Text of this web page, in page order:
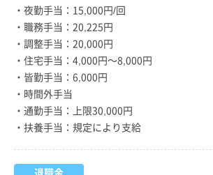
・夜勤手当：15,000円/回
・職務手当：20,225円
・調整手当：20,000円
・住宅手当：4,000円～8,000円
・皆勤手当：6,000円
・時間外手当
・通勤手当：上限30,000円
・扶養手当：規定により支給
退職金